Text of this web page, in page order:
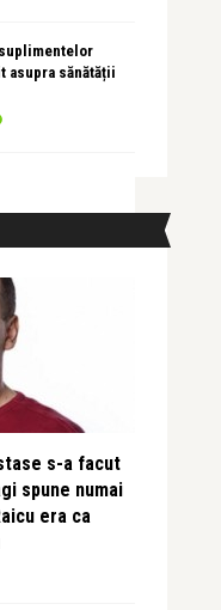
asupra sănătății
s-a facut
spune numai
era ca